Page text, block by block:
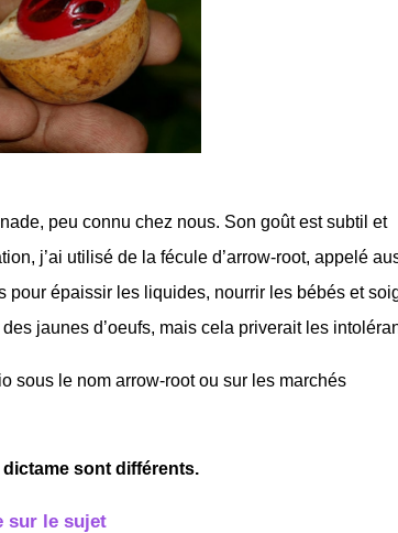
peu connu chez nous. Son goût est subtil et
j’ai utilisé de la fécule d’arrow-root, appelé
pour épaissir les liquides, nourrir les bébés et
jaunes d’oeufs, mais cela priverait les
sous le nom arrow-root ou sur les marchés
sont différents.
sur le sujet